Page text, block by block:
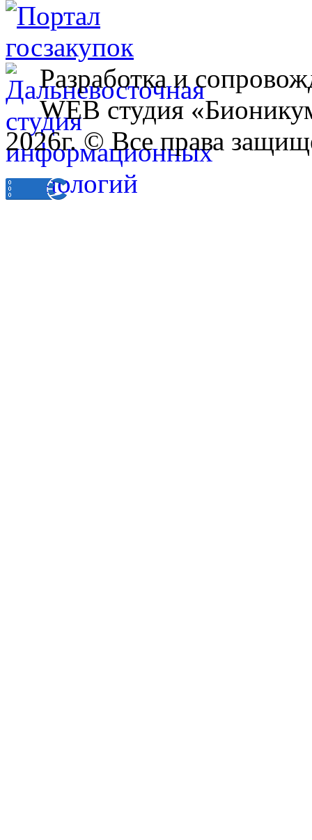
Разработка и
WEB студия
2026г. © Все права